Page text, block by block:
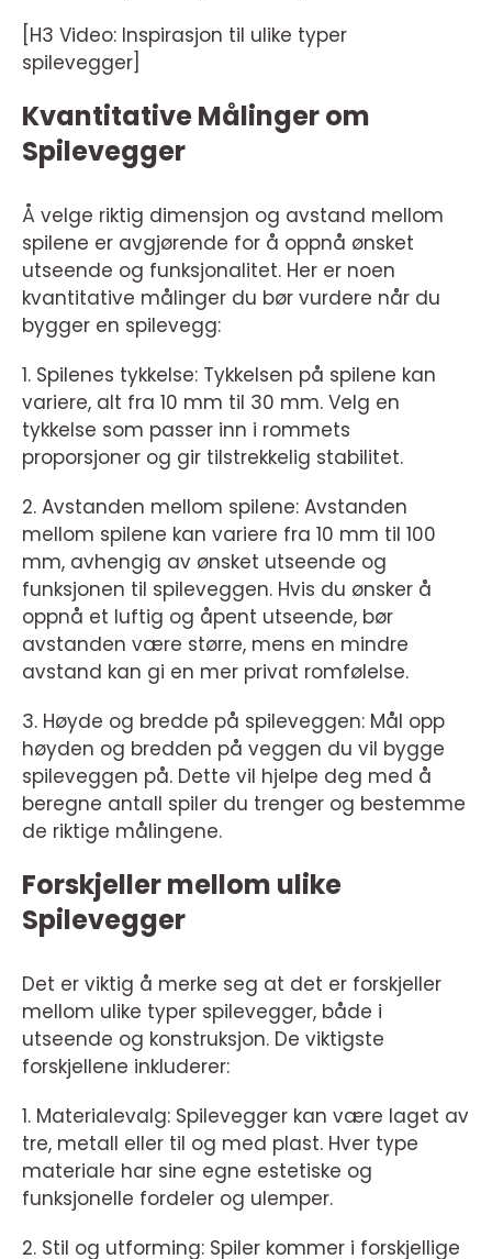
[H3 Video: Inspirasjon til ulike typer
spilevegger]
Kvantitative Målinger om
Spilevegger
Å velge riktig dimensjon og avstand mellom
spilene er avgjørende for å oppnå ønsket
utseende og funksjonalitet. Her er noen
kvantitative målinger du bør vurdere når du
bygger en spilevegg:
1. Spilenes tykkelse: Tykkelsen på spilene kan
variere, alt fra 10 mm til 30 mm. Velg en
tykkelse som passer inn i rommets
proporsjoner og gir tilstrekkelig stabilitet.
2. Avstanden mellom spilene: Avstanden
mellom spilene kan variere fra 10 mm til 100
mm, avhengig av ønsket utseende og
funksjonen til spileveggen. Hvis du ønsker å
oppnå et luftig og åpent utseende, bør
avstanden være større, mens en mindre
avstand kan gi en mer privat romfølelse.
3. Høyde og bredde på spileveggen: Mål opp
høyden og bredden på veggen du vil bygge
spileveggen på. Dette vil hjelpe deg med å
beregne antall spiler du trenger og bestemme
de riktige målingene.
Forskjeller mellom ulike
Spilevegger
Det er viktig å merke seg at det er forskjeller
mellom ulike typer spilevegger, både i
utseende og konstruksjon. De viktigste
forskjellene inkluderer:
1. Materialevalg: Spilevegger kan være laget av
tre, metall eller til og med plast. Hver type
materiale har sine egne estetiske og
funksjonelle fordeler og ulemper.
2. Stil og utforming: Spiler kommer i forskjellige